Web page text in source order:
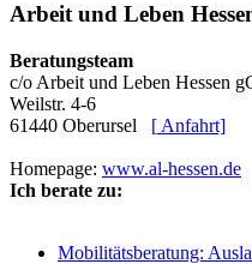
Arbeit und Leben
Beratungsteam
c/o Arbeit und Leben Hessen
Weilstr. 4-6
61440 Oberursel [ Anfahrt]
Homepage: www.al-hessen.de
Ich berate zu:
Mobilitätsberatung: